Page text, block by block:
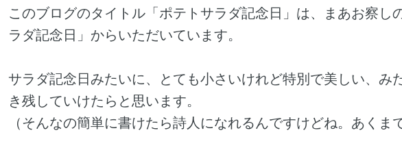
このブログのタイトル「ポテトサラダ記念日」は、まあお察し
ラダ記念日」からいただいています。
サラダ記念日みたいに、とても小さいけれど特別で美しい、み
き残していけたらと思います。
（そんなの簡単に書けたら詩人になれるんですけどね。あくま